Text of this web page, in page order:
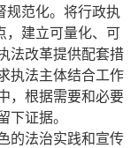
规范化。将行政执
，建立可量化、可
法改革提供配套措
执法主体结合工作
，根据需要和必要
证据。
的法治实践和宣传